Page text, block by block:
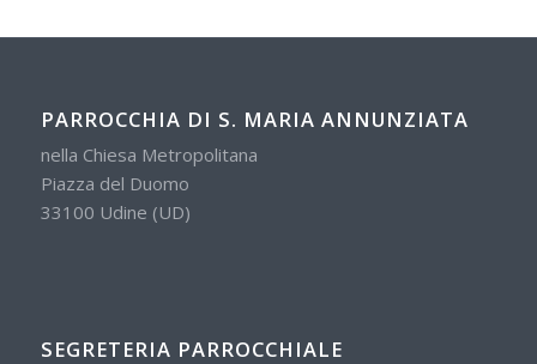
PARROCCHIA DI S. MARIA ANNUNZIATA
nella Chiesa Metropolitana
Piazza del Duomo
33100 Udine (UD)
SEGRETERIA PARROCCHIALE